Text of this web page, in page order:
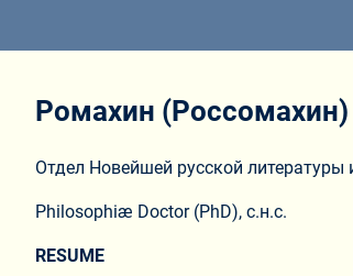
Ромахин
Отдел Новейшей русской литературы
Philosophiæ Doctor (PhD), с.н.с.
RESUME